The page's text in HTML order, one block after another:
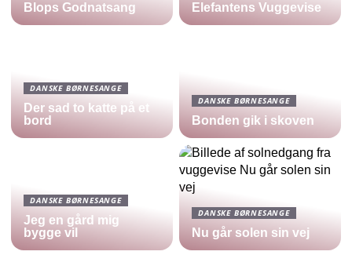
Blops Godnatsang Elefantens Vuggevise
DANSKE BØRNESANGE
Der sad to katte på et
bord
DANSKE BØRNESANGE
Bonden gik i skoven
DANSKE BØRNESANGE
Jeg en gård mig
bygge vil
DANSKE BØRNESANGE
Nu går solen sin vej